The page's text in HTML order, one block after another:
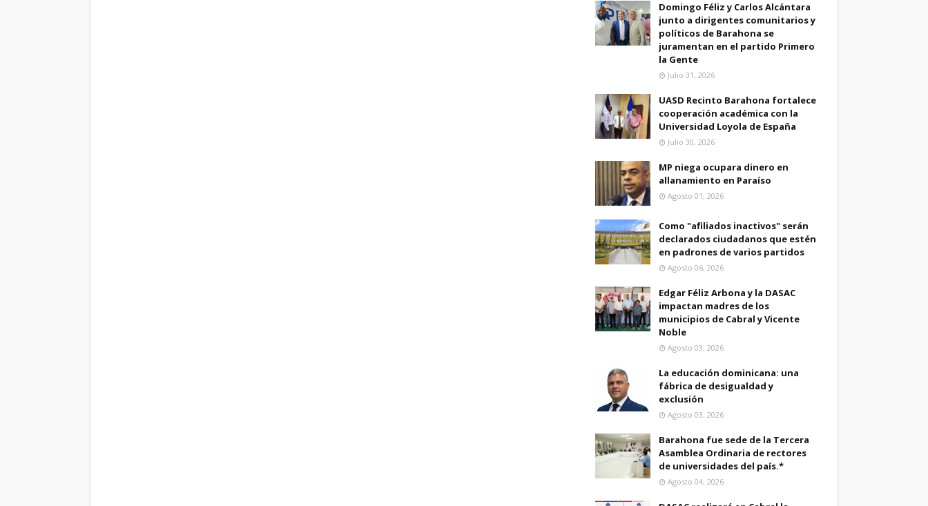
Domingo Féliz y Carlos Alcántara
junto a dirigentes comunitarios y
políticos de Barahona se
juramentan en el partido Primero
la Gente
Julio 31, 2026
UASD Recinto Barahona fortalece
cooperación académica con la
Universidad Loyola de España
Julio 30, 2026
MP niega ocupara dinero en
allanamiento en Paraíso
Agosto 01, 2026
Como "afiliados inactivos" serán
declarados ciudadanos que estén
en padrones de varios partidos
Agosto 06, 2026
Edgar Féliz Arbona y la DASAC
impactan madres de los
municipios de Cabral y Vicente
Noble
Agosto 03, 2026
La educación dominicana: una
fábrica de desigualdad y
exclusión
Agosto 03, 2026
Barahona fue sede de la Tercera
Asamblea Ordinaria de rectores
de universidades del país.*
Agosto 04, 2026